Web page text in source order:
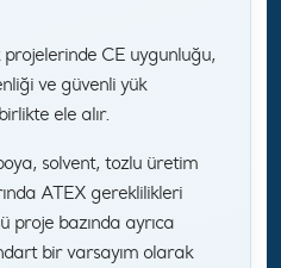
CE uygunluğu,
ve güvenli yük
ele alır.
solvent, tozlu üretim
ATEX gereklilikleri
proje bazında ayrıca
bir varsayım olarak